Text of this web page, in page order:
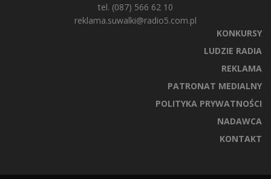
tel. (087) 566 62 10
reklama.suwalki@radio5.com.pl
KONKURSY
LUDZIE RADIA
REKLAMA
PATRONAT MEDIALNY
POLITYKA PRYWATNOŚCI
NADAWCA
KONTAKT